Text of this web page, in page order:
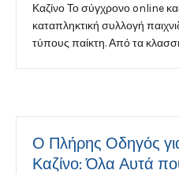
Καζίνο Το σύγχρονο online
καταπληκτική συλλογή
τύπους παίκτη. Από τα
Ο Πλήρης Οδηγός
Καζίνο: Όλα Αυτά